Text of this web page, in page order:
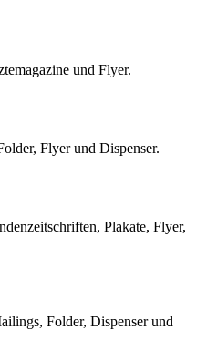
und Flyer.
Flyer und Dispenser.
Plakate, Flyer,
Folder, Dispenser und